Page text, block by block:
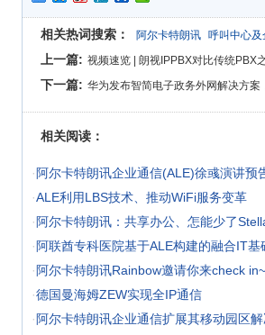
相关热词搜索： 阿尔卡特朗讯 呼叫中心
上一篇: 视频速览 | 朗视IPPBX对比传统PBX
下一篇: 华为发布智简电子政务外网解决方案
相关阅读：
· 阿尔卡特朗讯企业通信(ALE)徐彧演讲预
·ALE利用LBS技术、推动WiFi服务变革
· 阿尔卡特朗讯：共享办公、怎能少了
· 阿联酋专科医院基于ALE构建的融合IT基
· 阿尔卡特朗讯Rainbow邀请你来check in~
·德国曼海姆ZEW实现全IP通信
· 阿尔卡特朗讯企业通信扩展其移动园区